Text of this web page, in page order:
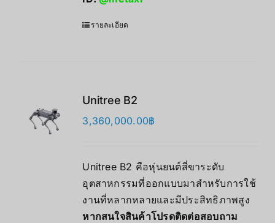
รายละเอียด
Unitree B2
3,360,000.00฿
Unitree B2 คือหุ่นยนต์สี่ขาระดับ
อุตสาหกรรมที่ออกแบบมาสำหรับการใช้
งานที่หลากหลายและมีประสิทธิภาพสูง
หากสนใจสินค้าโปรดติดต่อสอบถาม